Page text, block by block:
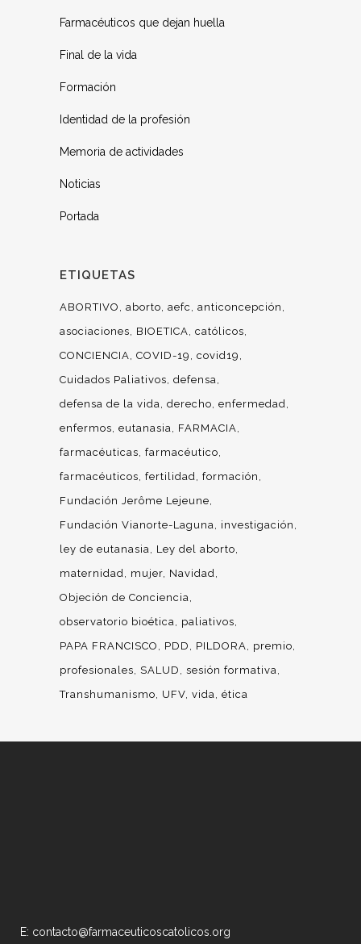
Farmacéuticos que dejan huella
Final de la vida
Formación
Identidad de la profesión
Memoria de actividades
Noticias
Portada
ETIQUETAS
ABORTIVO aborto aefc
anticoncepción
asociaciones
BIOETICA católicos
CONCIENCIA COVID-19
covid19
Cuidados Paliativos defensa
defensa de la vida derecho enfermedad
enfermos eutanasia
FARMACIA
farmacéuticas farmacéutico
farmacéuticos fertilidad formación
Fundación Jerôme Lejeune
Fundación Vianorte-Laguna
investigación
ley de eutanasia
Ley del aborto
maternidad
mujer Navidad
Objeción de Conciencia
observatorio bioética
paliativos
PAPA FRANCISCO
PDD PILDORA
premio
profesionales
SALUD
sesión formativa
Transhumanismo
UFV vida ética
E: contacto@farmaceuticoscatolicos.org